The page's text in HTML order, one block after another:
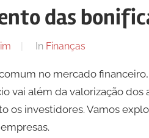
das
In Finanças
no mercado
vai além da valorização
os investidores. Vamos